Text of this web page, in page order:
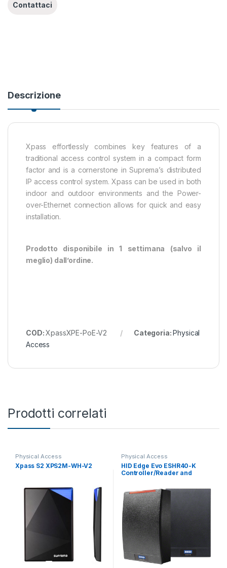
Descrizione
Xpass effortlessly combines key features of a
traditional access control system in a compact form
factor and is a cornerstone in Suprema’s distributed
IP access control system. Xpass can be used in both
indoor and outdoor environments and the Power-
over-Ethernet connection allows for quick and easy
installation.
Prodotto disponibile in 1 settimana (salvo il
meglio) dall’ordine.
COD:XpassXPE-PoE-V2 Categoria:Physical
Access
Prodotti correlati
Physical Access
Xpass S2 XPS2M-WH-V2
Physical Access
HID Edge Evo ESHR40-K
Controller/Reader and